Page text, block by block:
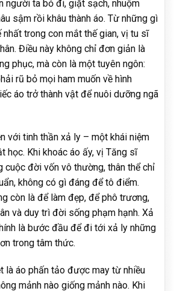
người ta bỏ đi, giặt sạch, nhuộm
sậm rồi khâu thành áo. Từ những gì
nhất trong con mắt thế gian, vị tu sĩ
Điều này không chỉ đơn giản là
phục, mà còn là một tuyên ngôn:
rũ bỏ mọi ham muốn về hình
áo trở thành vật để nuôi dưỡng ngã
với tinh thần xả ly – một khái niệm
học. Khi khoác áo ấy, vị Tăng sĩ
cuộc đời vốn vô thường, thân thể chỉ
không có gì đáng để tô điểm.
còn là để làm đẹp, để phô trương,
và duy trì đời sống phạm hạnh. Xả
là bước đầu để đi tới xả ly những
trong tâm thức.
là áo phấn tảo được may từ nhiều
mảnh nào giống mảnh nào. Khi